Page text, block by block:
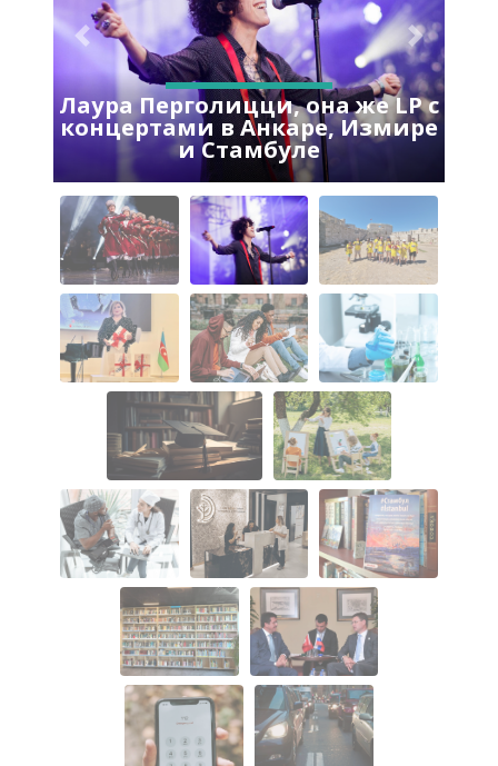
Лаура Перголицци, она же LP с
концертами в Анкаре, Измире
и Стамбуле
Previous Next